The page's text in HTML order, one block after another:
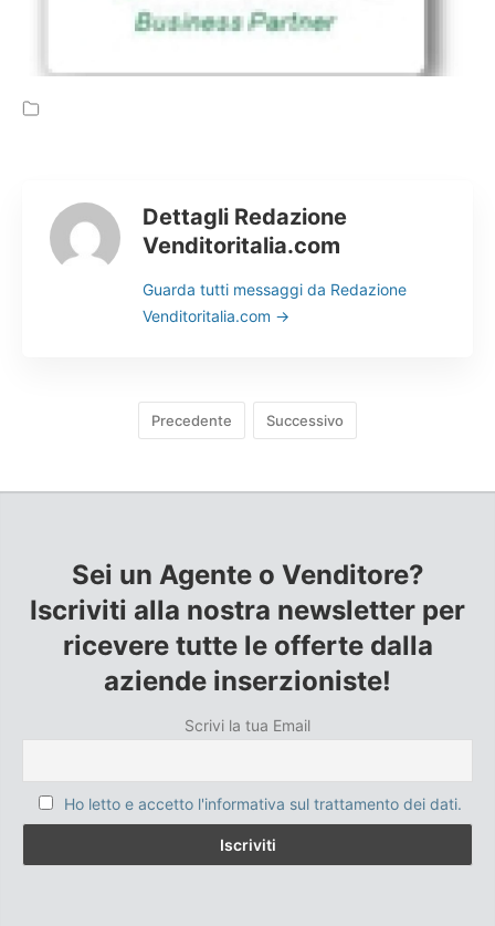
Cerca
Dettagli Redazione
Venditoritalia.com
Guarda tutti messaggi da Redazione
Venditoritalia.com →
Precedente Successivo
Sei un Agente o Venditore?
Iscriviti alla nostra newsletter per
ricevere tutte le offerte dalla
aziende inserzioniste!
Scrivi la tua Email
Ho letto e accetto l'informativa sul trattamento dei dati.